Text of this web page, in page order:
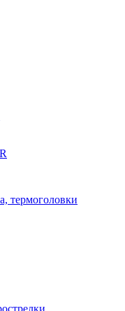
термоголовки